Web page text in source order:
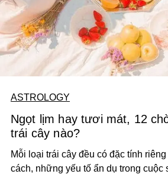
ASTROLOGY
Ngọt lịm hay tươi mát, 12
trái cây nào?
Mỗi loại trái cây đều có đặc tính
cách, những yếu tố ẩn dụ trong cuộc